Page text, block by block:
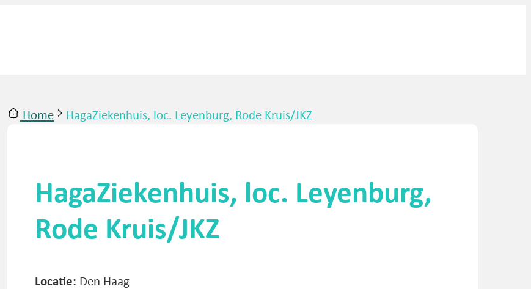
Home HagaZiekenhuis, loc. Leyenburg, Rode Kruis/JKZ
HagaZiekenhuis, loc. Leyenburg,
Rode Kruis/JKZ
Locatie: Den Haag